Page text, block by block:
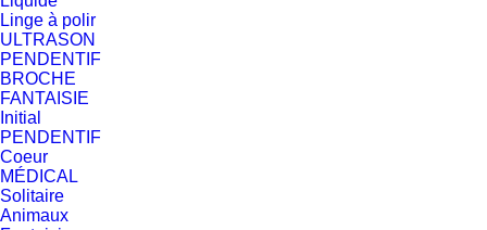
Linge à polir
ULTRASON
PENDENTIF
BROCHE
FANTAISIE
Initial
PENDENTIF
Coeur
MÉDICAL
Solitaire
Animaux